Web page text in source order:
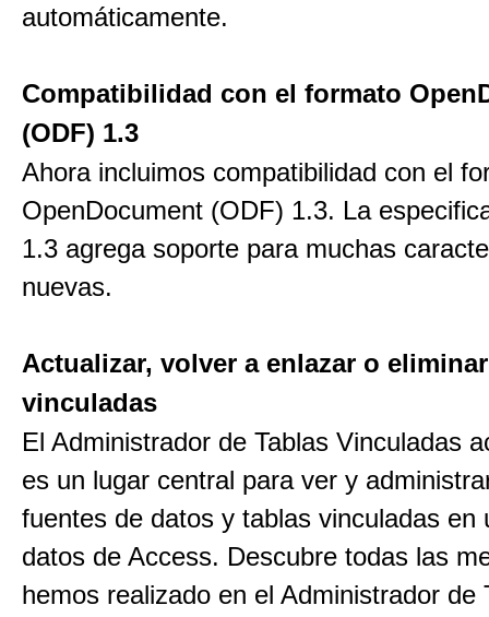
automáticamente.
Compatibilidad con el formato
(ODF) 1.3
Ahora incluimos compatibilidad con el
OpenDocument (ODF) 1.3. La
1.3 agrega soporte para muchas
nuevas.
Actualizar, volver a enlazar o
vinculadas
El Administrador de Tablas Vinculadas
es un lugar central para ver y
fuentes de datos y tablas vinculadas en
datos de Access. Descubre todas las
hemos realizado en el Administrador de